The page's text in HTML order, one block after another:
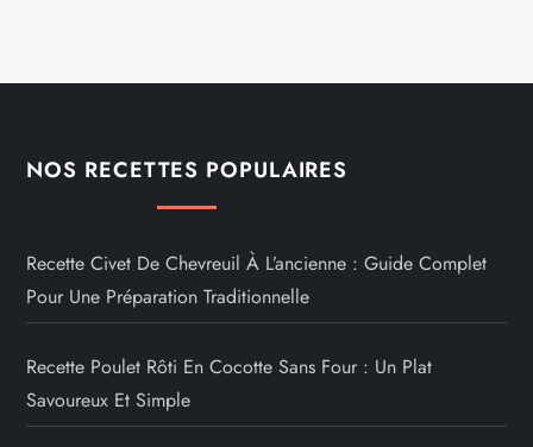
n
t
i
o
NOS RECETTES POPULAIRES
Recette Civet De Chevreuil À L’ancienne : Guide Complet
Pour Une Préparation Traditionnelle
Recette Poulet Rôti En Cocotte Sans Four : Un Plat
Savoureux Et Simple